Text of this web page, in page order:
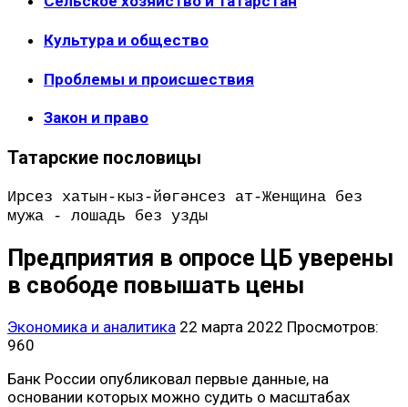
Культура и общество
Проблемы и происшествия
Закон и право
Татарские пословицы
Ирсез хатын-кыз-йөгәнсез ат-Женщина без
мужа - лошадь без узды
Предприятия в опросе ЦБ уверены
в свободе повышать цены
Экономика и аналитика 22 марта 2022 Просмотров:
960
Банк России опубликовал первые данные, на
основании которых можно судить о масштабах